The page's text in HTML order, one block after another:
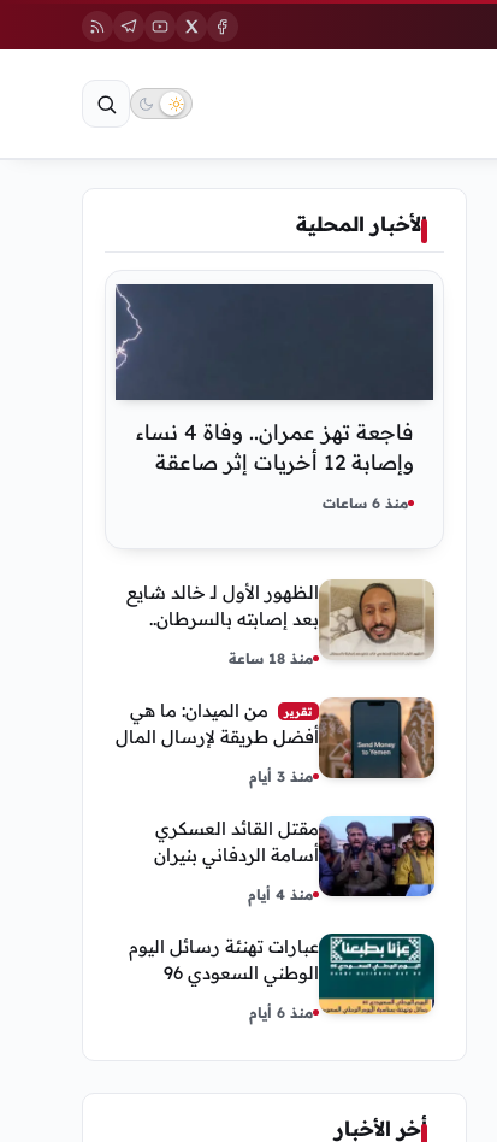
الأخبار المحلية
فاجعة تهز عمران.. وفاة 4 نساء
وإصابة 12 أخريات إثر صاعقة
رعدية خلال مناسبة اجتماعية
منذ 6 ساعات
الظهور الأول لـ خالد شايع
بعد إصابته بالسرطان..
رحلة العلاج
منذ 18 ساعة
تقرير
من الميدان: ما هي
أفضل طريقة لإرسال المال
إلى اليمن من السعودية
وأمريكا
منذ 3 أيام
مقتل القائد العسكري
أسامة الردفاني بنيران
مسلحين مجهولين في
مديرية العبر
منذ 4 أيام
عبارات تهنئة رسائل اليوم
الوطني السعودي 96
إحتفالات وشعار اليوم
الوطني 2026 عزنا بطبعنا
منذ 6 أيام
أخر الأخبار